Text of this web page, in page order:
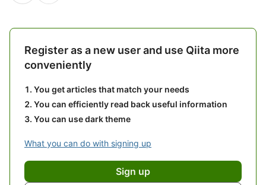
Register as a new user and use Qiita more
conveniently
You get articles that match your needs
You can efficiently read back useful information
You can use dark theme
What you can do with signing up
Sign up